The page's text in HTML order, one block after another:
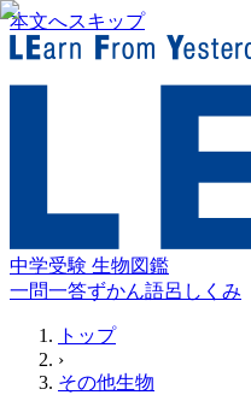
本文へスキップ
中学受験 生物図鑑
一問一答ずかん語呂 しくみ
トップ
›
その他生物